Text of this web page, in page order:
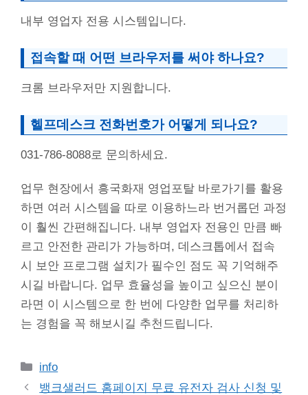
내부 영업자 전용 시스템입니다.
접속할 때 어떤 브라우저를 써야 하나요?
크롬 브라우저만 지원합니다.
헬프데스크 전화번호가 어떻게 되나요?
031-786-8088로 문의하세요.
업무 현장에서 흥국화재 영업포탈 바로가기를 활용
하면 여러 시스템을 따로 이용하느라 번거롭던 과정
이 훨씬 간편해집니다. 내부 영업자 전용인 만큼 빠
르고 안전한 관리가 가능하며, 데스크톱에서 접속
시 보안 프로그램 설치가 필수인 점도 꼭 기억해주
시길 바랍니다. 업무 효율성을 높이고 싶으신 분이
라면 이 시스템으로 한 번에 다양한 업무를 처리하
는 경험을 꼭 해보시길 추천드립니다.
카
테
info
뱅크샐러드 홈페이지 무료 유전자 검사 신청 및